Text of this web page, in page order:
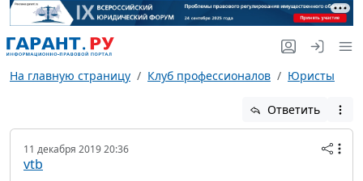
На главную страницу Клуб профессионалов Юристы
Ответить
11 декабря 2019 20:36
vtb